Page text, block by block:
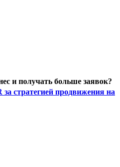
и получать больше заявок?
стратегией продвижения на